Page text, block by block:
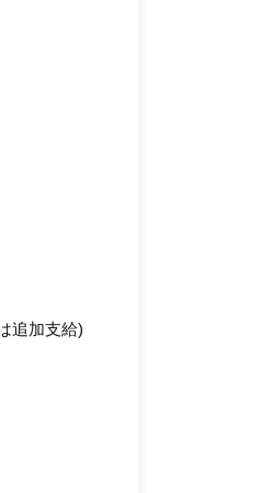
追加支給)